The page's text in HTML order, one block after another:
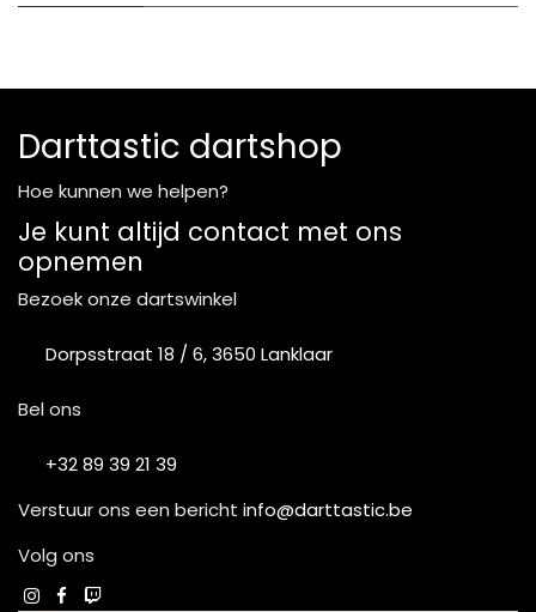
Darttastic dartshop
Hoe kunnen we helpen?
Je kunt altijd contact met ons
opnemen
Bezoek onze dartswinkel
Dorpsstraat 18 / 6, 3650 Lanklaar
Bel ons
+32 89 39 21 39
Verstuur ons een bericht info@darttastic.be
Volg ons